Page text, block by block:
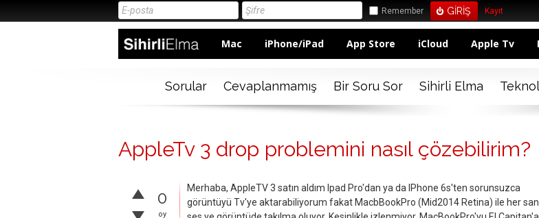
Remember Kayıt
Mac iPhone/iPad App Store iCloud Apple Tv
Sorular Cevaplanmamış Bir Soru Sor Sihirli Elma
AppleTv 3 drop problemini nasıl çözebilirim?
0
oy
Merhaba, AppleTV 3 satın aldım Ipad Pro'dan ya da IPhone 6s'ten sorunsuzca
görüntüyü Tv'ye aktarabiliyorum fakat MacbBookPro (Mid2014 Retina) ile her